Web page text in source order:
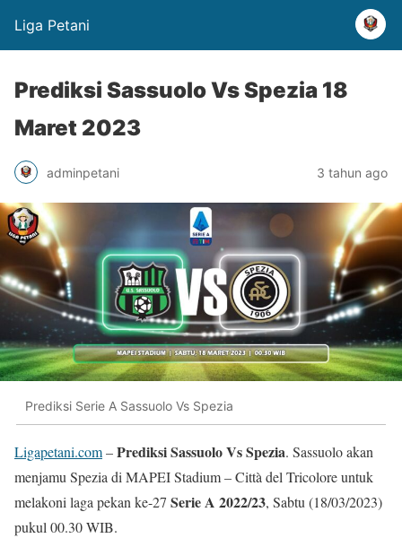
Liga Petani
Prediksi Sassuolo Vs Spezia 18
Maret 2023
adminpetani 3 tahun ago
Prediksi Serie A Sassuolo Vs Spezia
Ligapetani.com–Prediksi Sassuolo Vs Spezia. Sassuolo akan
menjamu Spezia di MAPEI Stadium – Città del Tricolore untuk
melakoni laga pekan ke-27 Serie A 2022/23, Sabtu (18/03/2023)
pukul 00.30 WIB.